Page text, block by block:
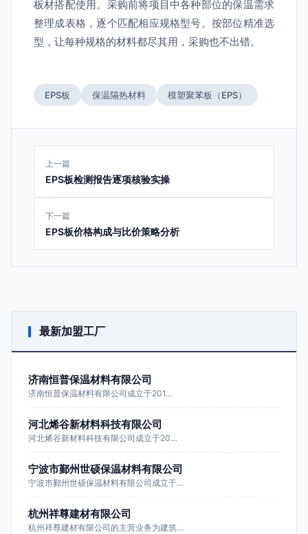
板材搭配使用。采购前将项目中各种部位的保温需求
整理成表格，逐个匹配相应规格型号。按部位精准选
型，让每种规格的材料都尽其用，采购也不出错。
EPS板 保温隔热材料 模塑聚苯板（EPS）
上一篇
EPS板检测报告逐项核验实操
下一篇
EPS板价格构成与比价策略分析
最新加盟工厂
济南恒普保温材料有限公司
济南恒普保温材料有限公司成立于201…
河北烯谷新材料科技有限公司
河北烯谷新材料科技有限公司成立于20…
宁波市鄞州世硕保温材料有限公司
宁波市鄞州世硕保温材料有限公司成立于…
杭州祥尊建材有限公司
杭州祥尊建材有限公司的主营业务为建筑…